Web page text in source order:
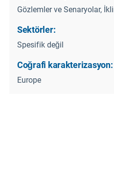
Gözlemler ve Senaryolar,
Sektörler:
Spesifik değil
Coğrafi karakterizasyon:
Europe